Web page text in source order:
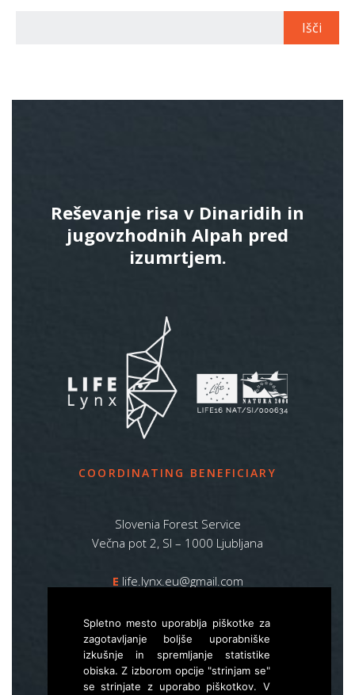
Reševanje risa v Dinaridih in
jugovzhodnih Alpah pred
izumrtjem.
COORDINATING BENEFICIARY
Slovenia Forest Service
Večna pot 2, SI – 1000 Ljubljana
E life.lynx.eu@gmail.com
Sitemap
Spletno mesto uporablja piškotke za
zagotavljanje boljše uporabniške
izkušnje in spremljanje statistike
obiska. Z izborom opcije "strinjam se"
se strinjate z uporabo piškotkov. V